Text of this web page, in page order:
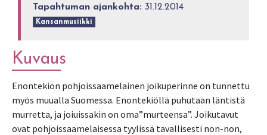
Tapahtuman ajankohta: 31.12.2014
Kansanmusiikki
Kuvaus
Enontekiön pohjoissaamelainen joikuperinne on tunnettu
myös muualla Suomessa. Enontekiöllä puhutaan läntistä
murretta, ja joiuissakin on oma”murteensa”. Joikutavut
ovat pohjoissaamelaisessa tyylissä tavallisesti non-non,